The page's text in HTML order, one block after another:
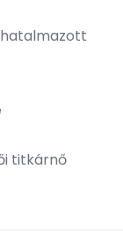
titkárnő